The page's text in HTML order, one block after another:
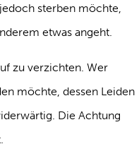
sterben möchte,
etwas angeht.
zu verzichten. Wer
möchte, dessen Leiden
Die Achtung